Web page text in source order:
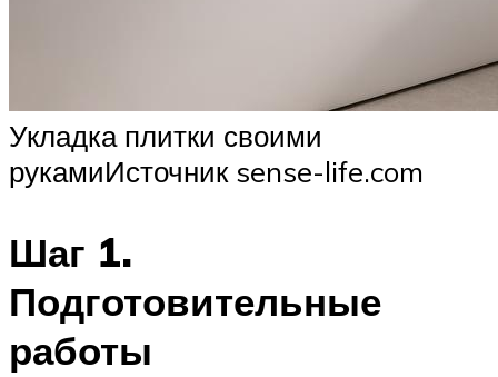
Укладка плитки своими
рукамиИсточник sense-life.com
Шаг 1.
Подготовительные
работы